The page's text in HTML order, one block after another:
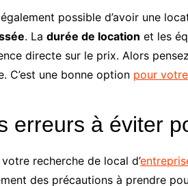
possible d’avoir une
. La durée de location et les
directe sur le prix. Alors
C’est une bonne option pour
erreurs à éviter
votre recherche de local d’
des précautions à prendre